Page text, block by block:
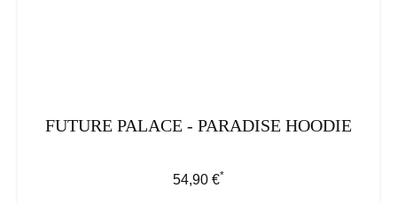
FUTURE PALACE - PARADISE HOODIE
Regulärer Preis:
54,90 €*